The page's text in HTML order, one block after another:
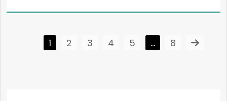
1 2 3 4 5 … 8